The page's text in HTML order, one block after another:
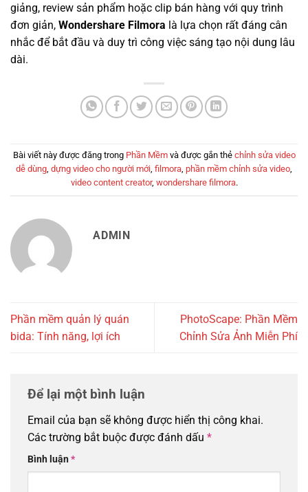
giảng, review sản phẩm hoặc clip bán hàng với quy trình
đơn giản, Wondershare Filmora là lựa chọn rất đáng cân
nhắc để bắt đầu và duy trì công việc sáng tạo nội dung lâu
dài.
Bài viết này được đăng trong Phần Mềmvà được gắn thẻ chỉnh sửa video
dễ dùng, dựng video cho người mới, filmora, phần mềm chỉnh sửa video,
video content creator, wondershare filmora.
ADMIN
Phần mềm quản lý quán
bida: Tính năng, lợi ích
PhotoScape: Phần Mềm
Chỉnh Sửa Ảnh Miễn Phí
Để lại một bình luận
Email của bạn sẽ không được hiển thị công khai.
Các trường bắt buộc được đánh dấu *
Bình luận*